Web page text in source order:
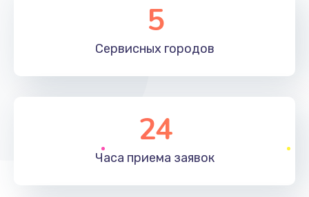
5
Сервисных городов
24
Часа приема заявок